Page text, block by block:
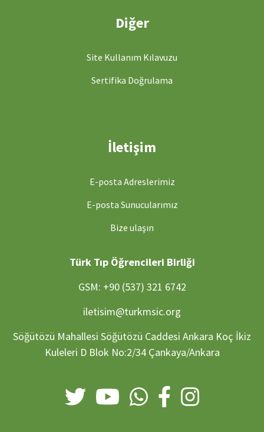
Diğer
Site Kullanım Kılavuzu
Sertifika Doğrulama
İletişim
E-posta Adreslerimiz
E-posta Sunucularımız
Bize ulaşın
Türk Tıp Öğrencileri Birliği
GSM: +90 (537) 321 6742
iletisim@turkmsic.org
Söğütözü Mahallesi Söğütözü Caddesi Ankara Koç İkiz
Kuleleri D Blok No:2/34 Çankaya/Ankara